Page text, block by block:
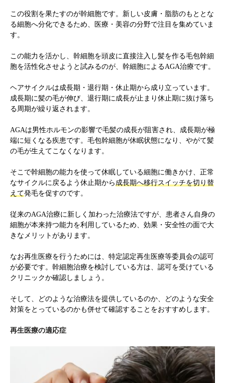
この役割を果たすのが幹細胞です。新しい皮膚・脂肪のもととな
る細胞へ分化できるため、医療・美容の分野で注目を集めていま
す。
この能力を活かし、幹細胞を頭皮に直接注入し髪を作る毛包幹細
胞を活性化させようと試みるのが、幹細胞によるAGA治療です。
ヘアサイクルは成長期・退行期・休止期から成り立っています。
成長期に髪の毛が伸び、退行期に成長が止まり休止期に抜け落ち
る周期が繰り返されます。
AGAは男性ホルモンの影響で毛髪の成長が阻害され、成長期が極
端に短くなる疾患です。毛包幹細胞が休眠状態になり、やがて髪
の毛が生えてこなくなります。
そこで幹細胞の能力を使って休眠している細胞に働きかけ、正常
なサイクルに戻るよう休止期から 成長期へ移行スイッチを切り替
えて発毛を促すのです。
従来のAGA治療に新しく加わった治療法ですが、患者さん自身の
細胞が本来持つ能力を利用しているため、効果・安全性の面で大
きなメリットがあります。
なお再生医療を行うためには、特定認定再生医療等委員会の認可
が必要です。幹細胞治療を検討している方は、認可を受けている
クリニックか確認しましょう。
そして、どのような治療法を提供しているのか、どのような安全
対策をとっているのかも併せて確認することをおすすめします。
再生医療の適応症